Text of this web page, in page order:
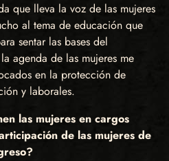
que lleva la voz de las mujeres
al tema de educación que
sentar las bases del
agenda de las mujeres me
en la protección de
y laborales.
las mujeres en cargos
de las mujeres de